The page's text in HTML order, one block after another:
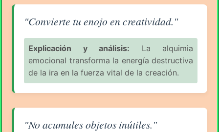
Aforismo sobre el Consumismo (pág. 5/11) -
"Convierte tu enojo en creatividad."
Explicación y análisis: La alquimia
emocional transforma la energía destructiva
de la ira en la fuerza vital de la creación.
Aforismo sobre el Consumismo (pág. 5/11) -
"No acumules objetos inútiles."